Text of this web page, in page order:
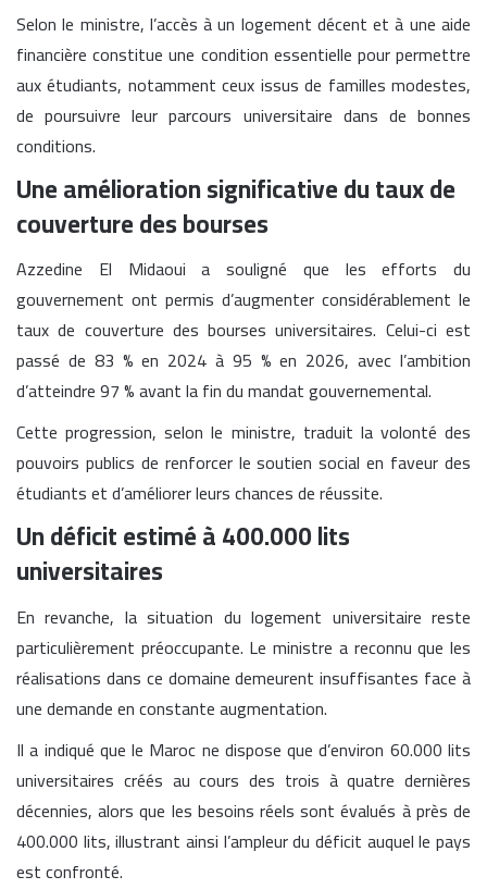
Selon le ministre, l’accès à un logement décent et à une aide
financière constitue une condition essentielle pour permettre
aux étudiants, notamment ceux issus de familles modestes,
de poursuivre leur parcours universitaire dans de bonnes
conditions.
Une amélioration significative du taux de
couverture des bourses
Azzedine El Midaoui a souligné que les efforts du
gouvernement ont permis d’augmenter considérablement le
taux de couverture des bourses universitaires. Celui-ci est
passé de 83 % en 2024 à 95 % en 2026, avec l’ambition
d’atteindre 97 % avant la fin du mandat gouvernemental.
Cette progression, selon le ministre, traduit la volonté des
pouvoirs publics de renforcer le soutien social en faveur des
étudiants et d’améliorer leurs chances de réussite.
Un déficit estimé à 400.000 lits
universitaires
En revanche, la situation du logement universitaire reste
particulièrement préoccupante. Le ministre a reconnu que les
réalisations dans ce domaine demeurent insuffisantes face à
une demande en constante augmentation.
Il a indiqué que le Maroc ne dispose que d’environ 60.000 lits
universitaires créés au cours des trois à quatre dernières
décennies, alors que les besoins réels sont évalués à près de
400.000 lits, illustrant ainsi l’ampleur du déficit auquel le pays
est confronté.